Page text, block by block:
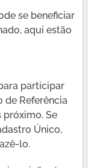
se beneficiar
aqui estão
participar
de Referência
próximo. Se
Único,
lo.